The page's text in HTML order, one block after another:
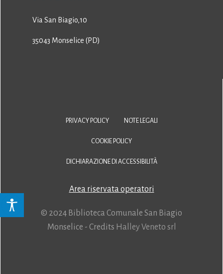
Via San Biagio,10
35043 Monselice (PD)
PRIVACY POLICY NOTE LEGALI
COOKIE POLICY
DICHIARAZIONE DI ACCESSIBILITÀ
Area riservata operatori
© 2024 Biblioteca Comunale San Biagio
Monselice - Credits Halley Veneto srl